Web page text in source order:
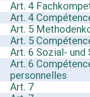
Art. 4
Art. 4
Art. 5
Art. 5
Art. 6 Sozial-
Art. 6
personnelles
Art. 7